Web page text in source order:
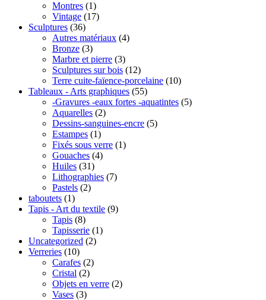
Montres (1)
Vintage (17)
Sculptures (36)
Autres matériaux (4)
Bronze (3)
Marbre et pierre (3)
Sculptures sur bois (12)
Terre cuite-faïence-porcelaine (10)
Tableaux - Arts graphiques (55)
-Gravures -eaux fortes -aquatintes (5)
Aquarelles (2)
Dessins-sanguines-encre (5)
Estampes (1)
Fixés sous verre (1)
Gouaches (4)
Huiles (31)
Lithographies (7)
Pastels (2)
taboutets (1)
Tapis - Art du textile (9)
Tapis (8)
Tapisserie (1)
Uncategorized (2)
Verreries (10)
Carafes (2)
Cristal (2)
Objets en verre (2)
Vases (3)